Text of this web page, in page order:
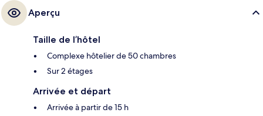
Aperçu
Taille de l’hôtel
Complexe hôtelier de 50 chambres
Sur 2 étages
Arrivée et départ
Arrivée à partir de 15 h